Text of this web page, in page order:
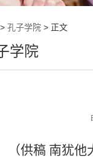
> 孔子学院 > 正文
学院
（供稿 南犹